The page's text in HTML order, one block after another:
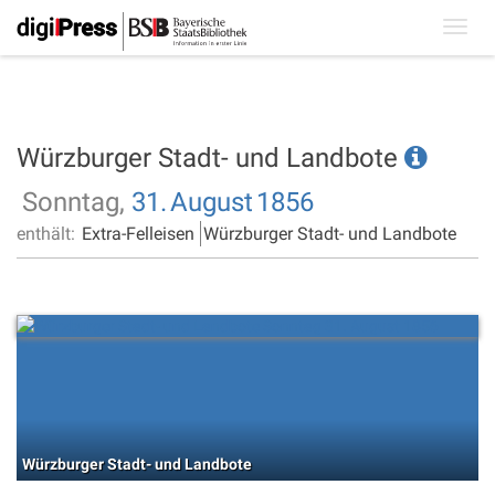
Würzburger Stadt- und Landbote
Sonntag, 31.August 1856
enthält: Extra-Felleisen Würzburger Stadt- und Landbote
Würzburger Stadt- und Landbote